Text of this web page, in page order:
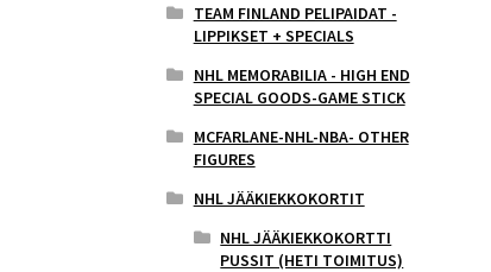
TEAM FINLAND PELIPAIDAT -
LIPPIKSET + SPECIALS
NHL MEMORABILIA - HIGH END
SPECIAL GOODS-GAME STICK
MCFARLANE-NHL-NBA- OTHER
FIGURES
NHL JÄÄKIEKKOKORTIT
NHL JÄÄKIEKKOKORTTI
PUSSIT (HETI TOIMITUS)